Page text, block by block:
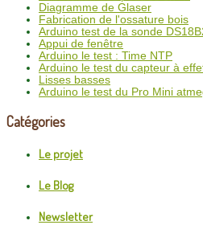
Diagramme de Glaser
Fabrication de l'ossature bois
Arduino test de la sonde
Appui de fenêtre
Arduino le test : Time NTP
Arduino le test du capteur à
Lisses basses
Arduino le test du Pro Mini
Catégories
Le projet
Le Blog
Newsletter